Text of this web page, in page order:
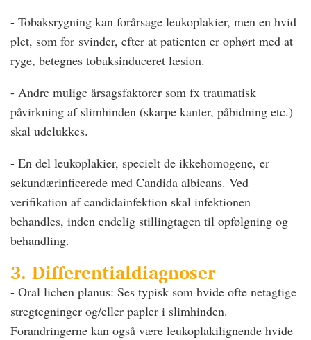
- Tobaksrygning kan forårsage leukoplakier, men en hvid
plet, som for svinder, efter at patienten er ophørt med at
ryge, betegnes tobaksinduceret læsion.
- Andre mulige årsagsfaktorer som fx traumatisk
påvirkning af slimhinden (skarpe kanter, påbidning etc.)
skal udelukkes.
- En del leukoplakier, specielt de ikkehomogene, er
sekundærinficerede med Candida albicans. Ved
verifikation af candidainfektion skal infektionen
behandles, inden endelig stillingtagen til opfølgning og
behandling.
3. Differentialdiagnoser
- Oral lichen planus: Ses typisk som hvide ofte netagtige
stregtegninger og/eller papler i slimhinden.
Forandringerne kan også være leukoplakilignende hvide